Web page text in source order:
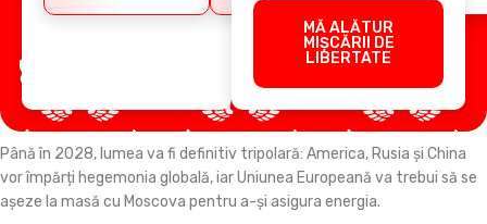
MĂ ALĂTUR
MIȘCĂRII DE
LIBERTATE
Până în 2028, lumea va fi definitiv tripolară: America, Rusia și China
vor împărți hegemonia globală, iar Uniunea Europeană va trebui să se
așeze la masă cu Moscova pentru a-și asigura energia.